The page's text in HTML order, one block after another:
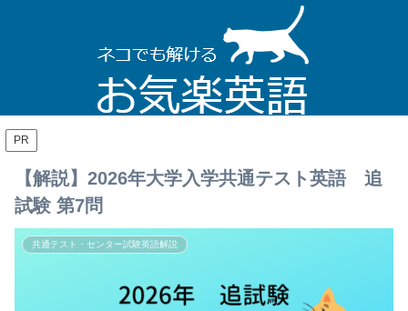
PR
【解説】2026年大学入学共通テスト英語 追
試験 第7問
共通テスト・センター試験英語解説